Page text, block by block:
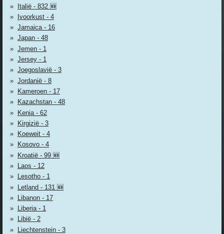
Italië - 832 🆕
Ivoorkust - 4
Jamaica - 16
Japan - 48
Jemen - 1
Jersey - 1
Joegoslavië - 3
Jordanië - 8
Kameroen - 17
Kazachstan - 48
Kenia - 62
Kirgizië - 3
Koeweit - 4
Kosovo - 4
Kroatië - 99 🆕
Laos - 12
Lesotho - 1
Letland - 131 🆕
Libanon - 17
Liberia - 1
Libië - 2
Liechtenstein - 3